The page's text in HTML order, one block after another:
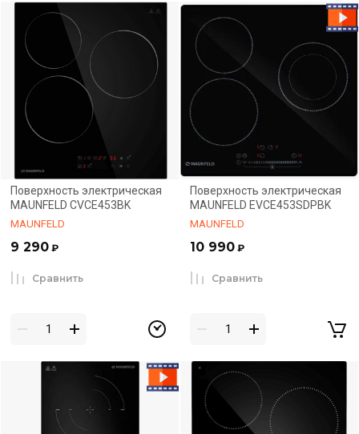
Поверхность электрическая
MAUNFELD CVCE453BK
MAUNFELD
9 290 ₽
Сравнить
Поверхность электрическая
MAUNFELD EVCE453SDPBK
MAUNFELD
10 990 ₽
Сравнить